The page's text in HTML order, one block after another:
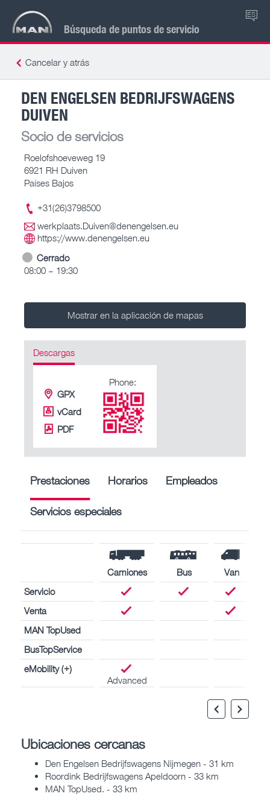
Búsqueda de puntos de servicio
ES
Cancelar y atrás
DEN ENGELSEN BEDRIJFSWAGENS
DUIVEN
Socio de servicios
Roelofshoeveweg 19
6921 RH Duiven
Países Bajos
+31(26)3798500
werkplaats.Duiven@denengelsen.eu
https://www.denengelsen.eu
Cerrado
08:00 – 19:30
Mostrar en la aplicación de mapas
Descargas
GPX
vCard
PDF
Phone:
Prestaciones Horarios Empleados
Servicios especiales
Camiones Bus
Van
Servicio
Venta
MAN TopUsed
BusTopService
eMobility (+)
Advanced
Ubicaciones cercanas
Den Engelsen Bedrijfswagens Nijmegen - 31 km
Roordink Bedrijfswagens Apeldoorn - 33 km
MAN TopUsed. - 33 km